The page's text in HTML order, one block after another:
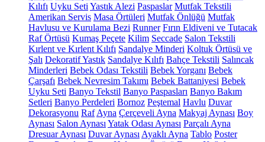
Kılıfı Uyku Seti Yastık Alezi Paspaslar Mutfak Tekstili
Amerikan Servis Masa Örtüleri Mutfak Önlüğü Mutfak
Havlusu ve Kurulama Bezi Runner Fırın Eldiveni ve Tutacak
Raf Örtüsü Kumaş Peçete Kilim Seccade Salon Tekstili
Kırlent ve Kırlent Kılıfı Sandalye Minderi Koltuk Örtüsü ve
Şalı Dekoratif Yastık Sandalye Kılıfı Bahçe Tekstili Salıncak
Minderleri Bebek Odası Tekstili Bebek Yorganı Bebek
Çarşafı Bebek Nevresim Takımı Bebek Battaniyesi Bebek
Uyku Seti Banyo Tekstil Banyo Paspasları Banyo Bakım
Setleri Banyo Perdeleri Bornoz Peştemal Havlu Duvar
Dekorasyonu Raf Ayna Çerçeveli Ayna Makyaj Aynası Boy
Aynası Salon Aynası Yatak Odası Aynası Parçalı Ayna
Dresuar Aynası Duvar Aynası Ayaklı Ayna Tablo Poster